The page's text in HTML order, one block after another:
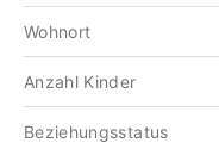
Wohnort
Anzahl Kinder
Beziehungsstatus